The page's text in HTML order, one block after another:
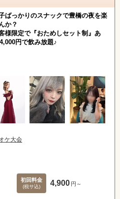
ばっかりのスナックで豊橋の夜を楽
か？
様限定で『おためしセット制』あ
円で飲み放題♪
ケ大会
初回料金
(税サ込) 4,900 円～